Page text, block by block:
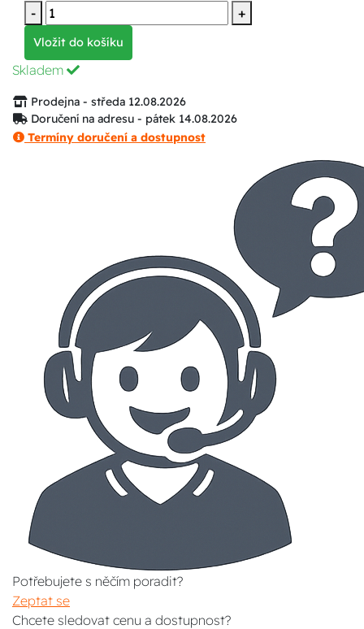
-
+
Vložit do košíku
Skladem
Prodejna - středa 12.08.2026
Doručení na adresu - pátek 14.08.2026
Termíny doručení a dostupnost
Potřebujete s něčím poradit?
Zeptat se
Chcete sledovat cenu a dostupnost?